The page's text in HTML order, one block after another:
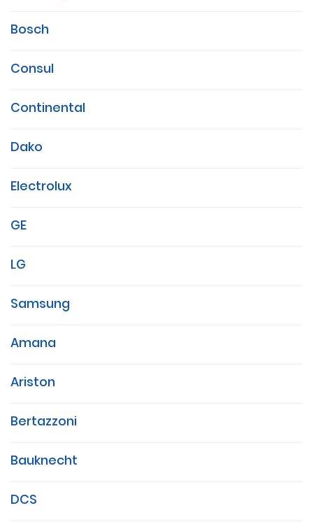
Bosch
Consul
Continental
Dako
Electrolux
GE
LG
Samsung
Amana
Ariston
Bertazzoni
Bauknecht
DCS